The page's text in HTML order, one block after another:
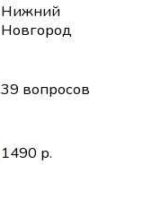
Нижний
Новгород
39 вопросов
1490 р.